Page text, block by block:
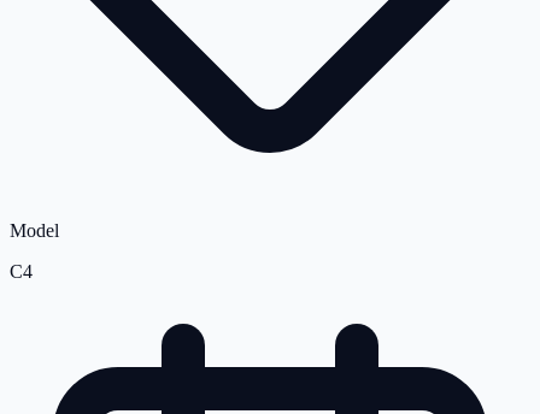
Model
C4